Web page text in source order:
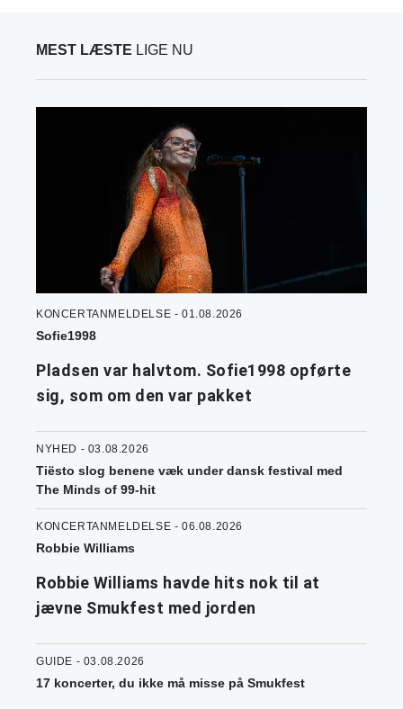
MEST LÆSTE LIGE NU
KONCERTANMELDELSE - 01.08.2026
Sofie1998
Pladsen var halvtom. Sofie1998 opførte
sig, som om den var pakket
NYHED - 03.08.2026
Tiësto slog benene væk under dansk festival med
The Minds of 99-hit
KONCERTANMELDELSE - 06.08.2026
Robbie Williams
Robbie Williams havde hits nok til at
jævne Smukfest med jorden
GUIDE - 03.08.2026
17 koncerter, du ikke må misse på Smukfest